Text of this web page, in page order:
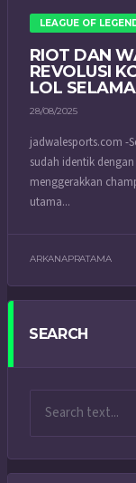
LEAGUE OF
RIOT DAN
REVOLUSI
LOL
28/08/2025
jadwalesports.com -
sudah identik
menggerakkan
utama...
ARKANAPRATAMA
SEARCH